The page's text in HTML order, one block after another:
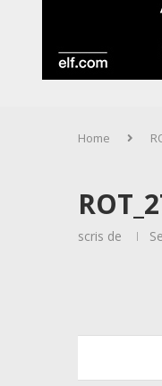
Home
scris de